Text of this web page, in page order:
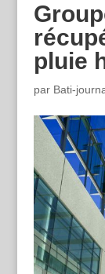
pluie
par Bati-